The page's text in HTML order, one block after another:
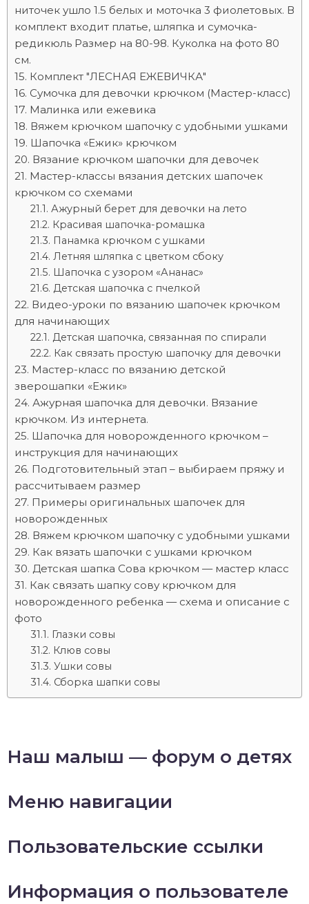
ниточек ушло 1.5 белых и моточка 3 фиолетовых. В
комплект входит платье, шляпка и сумочка-
редикюль Размер на 80-98. Куколка на фото 80
см.
Комплект "ЛЕСНАЯ ЕЖЕВИЧКА"
Сумочка для девочки крючком (Мастер-класс)
Малинка или ежевика
Вяжем крючком шапочку с удобными ушками
Шапочка «Ежик» крючком
Вязание крючком шапочки для девочек
Мастер-классы вязания детских шапочек
крючком со схемами
Ажурный берет для девочки на лето
Красивая шапочка-ромашка
Панамка крючком с ушками
Летняя шляпка с цветком сбоку
Шапочка с узором «Ананас»
Детская шапочка с пчелкой
Видео-уроки по вязанию шапочек крючком
для начинающих
Детская шапочка, связанная по спирали
Как связать простую шапочку для девочки
Мастер-класс по вязанию детской
зверошапки «Ежик»
Ажурная шапочка для девочки. Вязание
крючком. Из интернета.
Шапочка для новорожденного крючком –
инструкция для начинающих
Подготовительный этап – выбираем пряжу и
рассчитываем размер
Примеры оригинальных шапочек для
новорожденных
Вяжем крючком шапочку с удобными ушками
Как вязать шапочки с ушками крючком
Детская шапка Сова крючком — мастер класс
Как связать шапку сову крючком для
новорожденного ребенка — схема и описание с
фото
Глазки совы
Клюв совы
Ушки совы
Сборка шапки совы
Наш малыш — форум о детях
Меню навигации
Пользовательские ссылки
Информация о пользователе